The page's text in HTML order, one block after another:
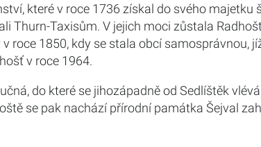
které v roce 1736 získal do svého majetku
Thurn-Taxisům. V jejich moci zůstala
roce 1850, kdy se stala obcí samosprávnou,
v roce 1964.
do které se jihozápadně od Sedlíštěk
se pak nachází přírodní památka Šejval